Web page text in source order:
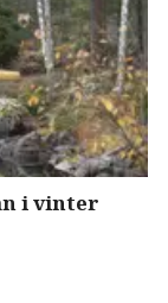
i vinter